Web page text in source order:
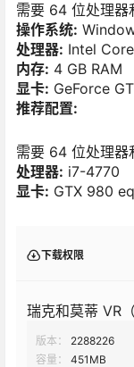
需要 64 位处理器
操作系统:
处理器: Intel
内存: 4 GB RAM
显卡: GeForce
推荐配置:
需要 64 位处理器
处理器: i7-4770
显卡: GTX 980
下载权限
瑞克和莫蒂 VR
版本：
2288226
容量：
451MB